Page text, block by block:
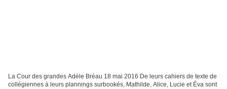
La Cour des grandes Adèle Bréau 18 mai 2016 De leurs cahiers de texte de
collégiennes à leurs plannings surbookés, Mathilde, Alice, Lucie et Éva sont